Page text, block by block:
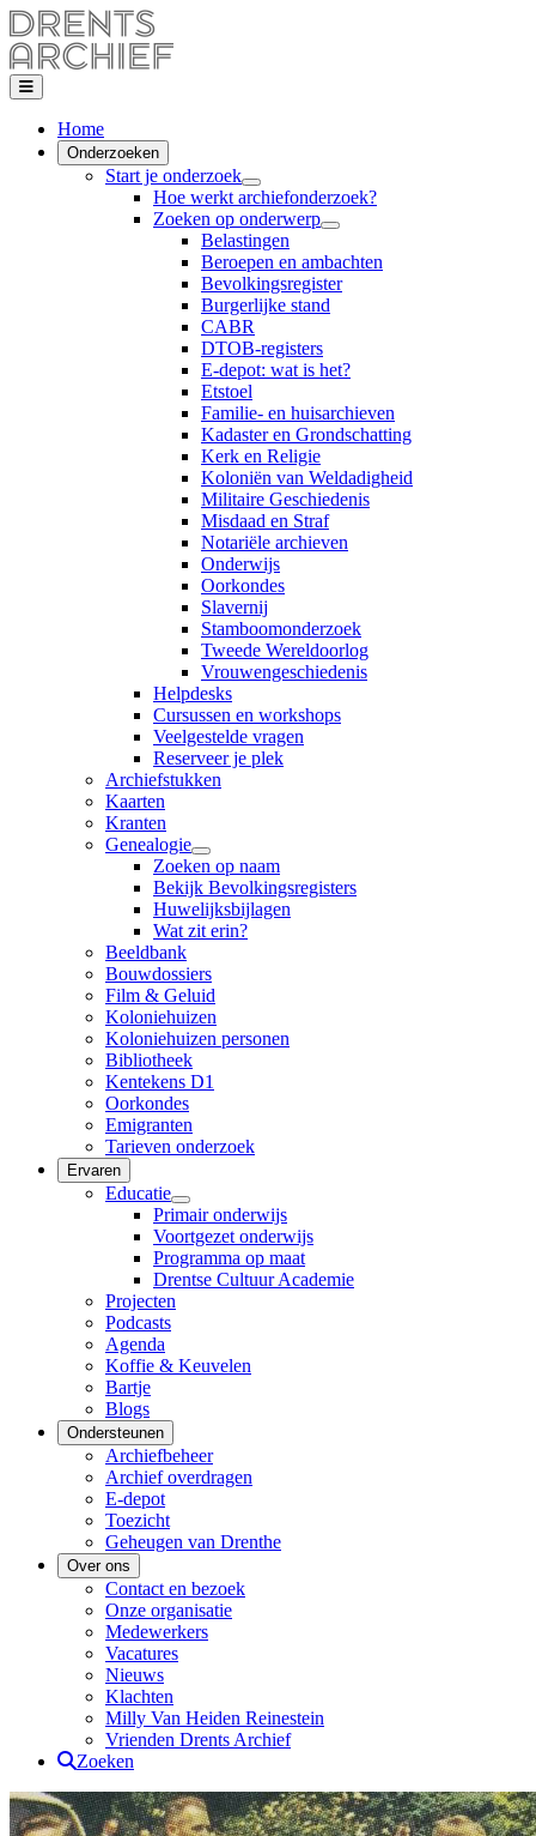
Home
Onderzoeken
Start je onderzoek
Hoe werkt archiefonderzoek?
Zoeken op onderwerp
Belastingen
Beroepen en ambachten
Bevolkingsregister
Burgerlijke stand
CABR
DTOB-registers
E-depot: wat is het?
Etstoel
Familie- en huisarchieven
Kadaster en Grondschatting
Kerk en Religie
Koloniën van Weldadigheid
Militaire Geschiedenis
Misdaad en Straf
Notariële archieven
Onderwijs
Oorkondes
Slavernij
Stamboomonderzoek
Tweede Wereldoorlog
Vrouwengeschiedenis
Helpdesks
Cursussen en workshops
Veelgestelde vragen
Reserveer je plek
Archiefstukken
Kaarten
Kranten
Genealogie
Zoeken op naam
Bekijk Bevolkingsregisters
Huwelijksbijlagen
Wat zit erin?
Beeldbank
Bouwdossiers
Film & Geluid
Koloniehuizen
Koloniehuizen personen
Bibliotheek
Kentekens D1
Oorkondes
Emigranten
Tarieven onderzoek
Ervaren
Educatie
Primair onderwijs
Voortgezet onderwijs
Programma op maat
Drentse Cultuur Academie
Projecten
Podcasts
Agenda
Koffie & Keuvelen
Bartje
Blogs
Ondersteunen
Archiefbeheer
Archief overdragen
E-depot
Toezicht
Geheugen van Drenthe
Over ons
Contact en bezoek
Onze organisatie
Medewerkers
Vacatures
Nieuws
Klachten
Milly Van Heiden Reinestein
Vrienden Drents Archief
Zoeken
Drents Archief